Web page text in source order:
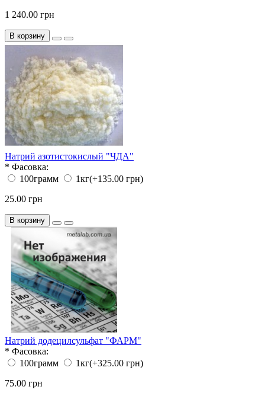
1 240.00 грн
В корзину
Натрий азотистокислый "ЧДА"
* Фасовка:
100грамм
1кг(+135.00 грн)
25.00 грн
В корзину
Натрий додецилсульфат "ФАРМ"
* Фасовка:
100грамм
1кг(+325.00 грн)
75.00 грн